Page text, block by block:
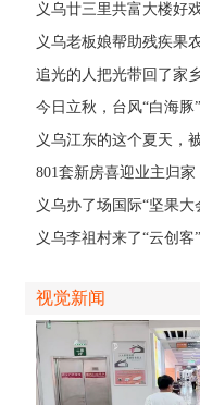
级应急响应
义乌廿三里共富大楼好
乡村之夜
义乌老板娘帮助残疾果
人认出她还主演了部短
追光的人把光带回了家
义商与一座城的双向奔
今日立秋，台风“白海豚
线，义乌风雨时间、雨
义乌江东的这个夏天，
801套新房喜迎业主归
高层公寓正式启动交付
义乌办了场国际“坚果大
义乌李祖村来了“云创
视觉新闻